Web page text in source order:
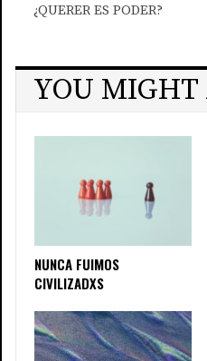
¿QUERER ES PODER?
YOU MIGHT
NUNCA FUIMOS
CIVILIZADXS